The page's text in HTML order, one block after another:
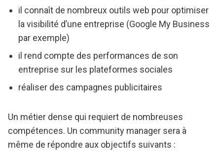
il connaît de nombreux outils web pour optimiser
la visibilité d’une entreprise (Google My Business
par exemple)
il rend compte des performances de son
entreprise sur les plateformes sociales
réaliser des campagnes publicitaires
Un métier dense qui requiert de nombreuses
compétences. Un community manager sera à
même de répondre aux objectifs suivants :